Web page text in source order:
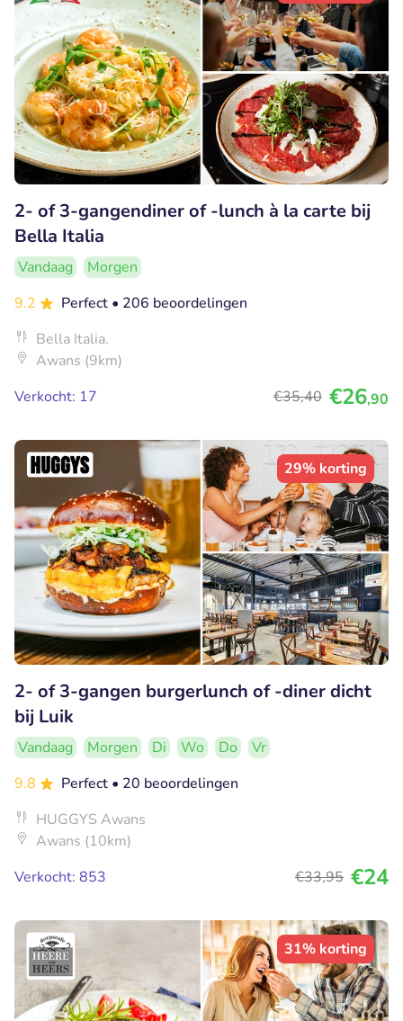
2- of 3-gangendiner of -lunch à la carte bij
Bella Italia
Vandaag
Morgen
9.2
Perfect • 206 beoordelingen
Bella Italia.
Awans (9km)
Verkocht: 17
€35,40 €26,90
29% korting
2- of 3-gangen burgerlunch of -diner dicht
bij Luik
Vandaag Morgen Di Wo Do
Vr
9.8
Perfect • 20 beoordelingen
HUGGYS Awans
Awans (10km)
Verkocht: 853
€33,95 €24
31% korting